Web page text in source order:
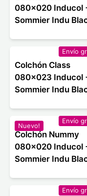
080x020 Inducol
Sommier Indu
Envío
Colchón Class
080x023 Inducol
Sommier Indu
Nuevo!
Envío
Colchón Nummy
080x020 Inducol
Sommier Indu
Envío